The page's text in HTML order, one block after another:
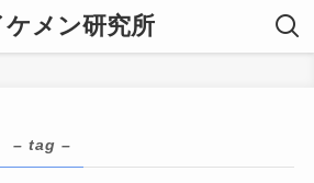
ケメン研究所
– tag –